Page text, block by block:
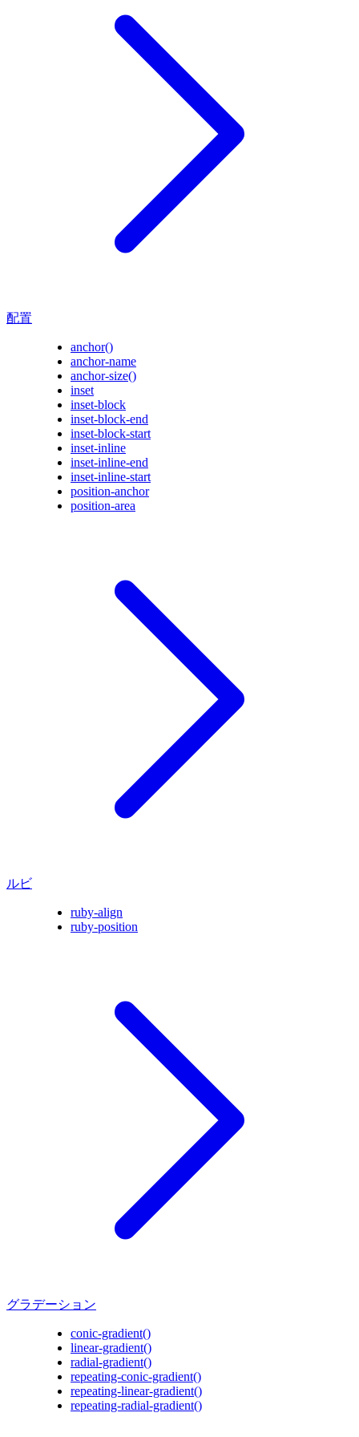
配置
anchor()
anchor-name
anchor-size()
inset
inset-block
inset-block-end
inset-block-start
inset-inline
inset-inline-end
inset-inline-start
position-anchor
position-area
ルビ
ruby-align
ruby-position
グラデーション
conic-gradient()
linear-gradient()
radial-gradient()
repeating-conic-gradient()
repeating-linear-gradient()
repeating-radial-gradient()